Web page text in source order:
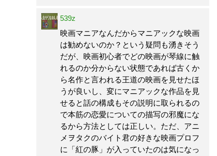
539z
映画マニアなんだからマニアックな映画
は勧めないのか？という疑問も湧きそう
だが、映画初心者でどの映画が琴線に触
れるのか分からない状態であれば古くか
ら名作と言われる王道の映画を見せたほ
うが良いし、変にマニアックな作品を見
せると話の構成もその説明に取られるの
で本筋の恋愛についての描写の邪魔にな
るから方法としては正しい。ただ、アニ
メヲタクのバイト君の好きな映画プロフ
に「紅の豚」が入っていたのは気になっ